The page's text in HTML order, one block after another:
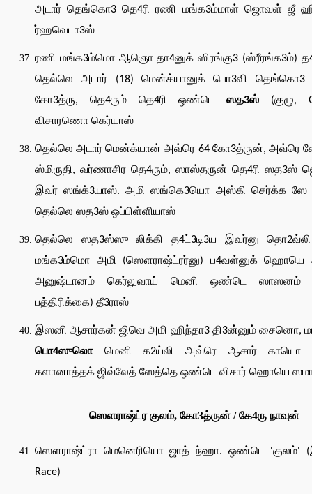
அடார் தெங்கொ3 தெ4ரி ரணி மங்க3ம்மாள் ஜொவள் ஜீ
ர்ஹவெடா3ஸ்
ரணி மங்க3ம்மொ ஆஞொ தா4னுக் ஸிரங்கு3 (ஸ்ரீரங்க3ம்)
தெல்லெ அடார் (18) மென்க்யானுக் பொ3வி தெங்கொ3
கோ3த்ரு, தெ4ரும் தெ4ரி ஒண்டெ ஸத3ஸ் (குழு,
விசாரணொ கெர்யாஸ்
தெல்லெ அடார் மென்க்யான் அவ்ரெ 64 கோ3த்ருன், அவ்ரெ
ஸ்மிருதி, வர்ணாசிர தெ4ரும், ஸாஸ்தருன் தெ4ரி ஸத3ஸ்
இவர் ஸங்க்3யாஸ். அமி ஸங்கெ3யொ அஸ்கி செர்க்க ஸே
தெல்லெ ஸத3ஸ் ஒப்பிள்ளியாஸ்
தெல்லெ ஸத3ஸ்ஸு லிக்கி த4ட்3டி3ய இவர்னு
மங்க3ம்மொ அமி (ஸௌராஷ்ட்ரர்னு) ப4வள்னுக் ஹொயெ
அனுஷ்டானம் கெர்லுவாய் மெனி ஒண்டெ ஸாஸனம்
பத்திரிக்கை) தீ3ராஸ்
இஸனி ஆசார்கன் ஜிவெ அமி ஹிந்தா3 தி3ன்னும் சைனொ,
பொ4ஸுலொமெனி க2ய்லி அவ்ரெ ஆசார் காயொ
களானாத்தக் ஜிவ்லேத் ஸேத்தெ ஒண்டெ விசார் ஹொயெ
ஸௌராஷ்ட்ர குலம், கோ3த்ருன் / கே4ரு நாவுன்
ஸௌராஷ்ட்ரா மெனெரியொ ஜாத் ந்ஹா. ஒண்டெ 'குலம்'
Race)